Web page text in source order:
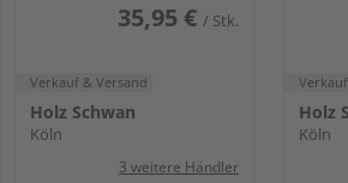
35,95 € / Stk.
Verkauf & Versand
Holz Schwan
Köln
3 weitere Händler
Holz
Köln